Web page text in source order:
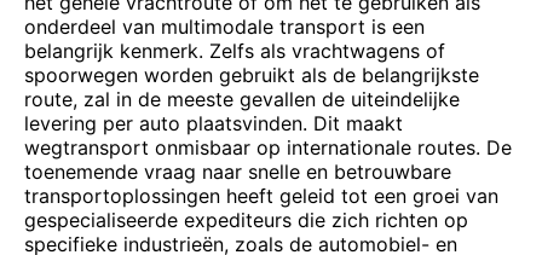
onderdeel van multimodale transport is een
belangrijk kenmerk. Zelfs als vrachtwagens of
spoorwegen worden gebruikt als de belangrijkste
route, zal in de meeste gevallen de uiteindelijke
levering per auto plaatsvinden. Dit maakt
wegtransport onmisbaar op internationale routes. De
toenemende vraag naar snelle en betrouwbare
transportoplossingen heeft geleid tot een groei van
gespecialiseerde expediteurs die zich richten op
specifieke industrieën, zoals de automobiel- en